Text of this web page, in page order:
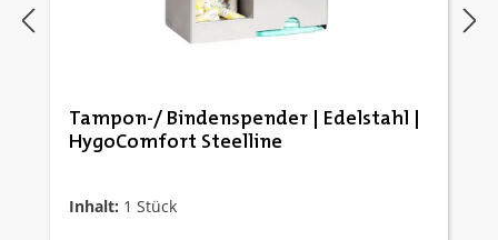
Tampon-/ Bindenspender | Edelstahl |
HygoComfort Steelline
Inhalt: 1 Stück